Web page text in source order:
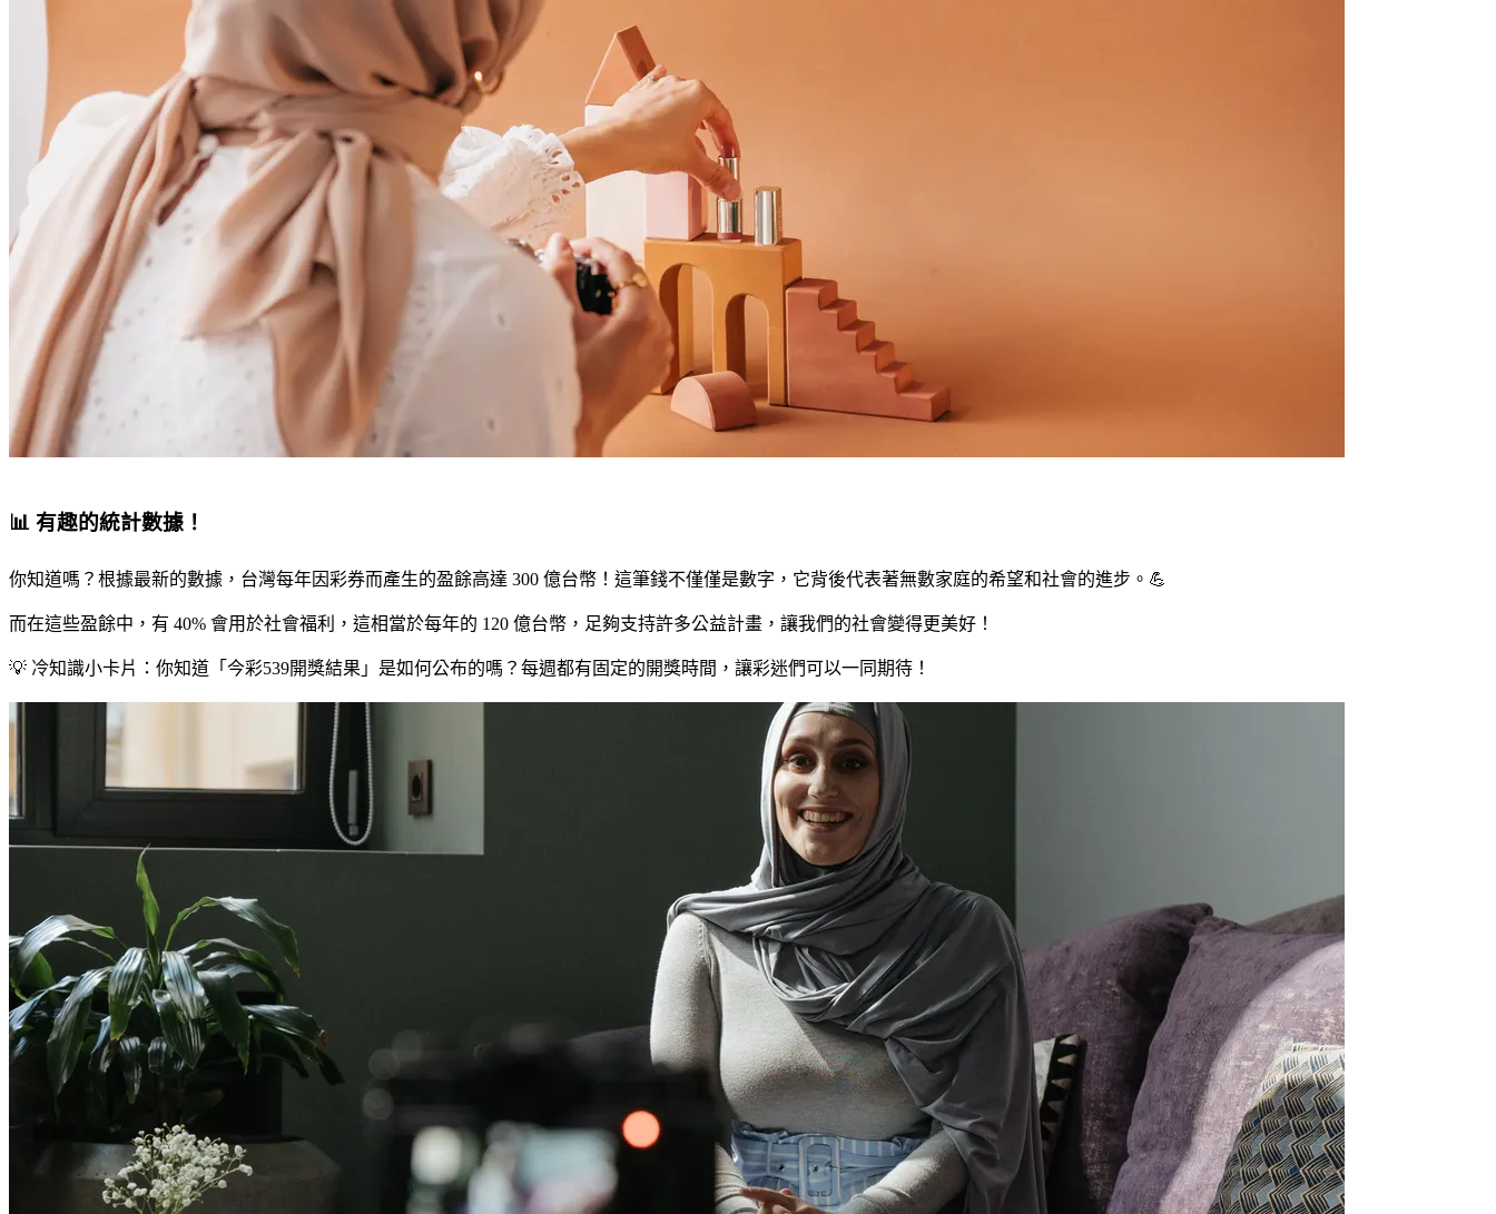
📊 有趣的統計數據！
你知道嗎？根據最新的數據，台灣每年因彩券而產生的盈餘高達 300 億台幣！這筆錢不僅僅是數字，它背後代表著無數家庭的希望和社會的進步。💪
而在這些盈餘中，有 40% 會用於社會福利，這相當於每年的 120 億台幣，足夠支持許多公益計畫，讓我們的社會變得更美好！
💡 冷知識小卡片：你知道「今彩539開獎結果」是如何公布的嗎？每週都有固定的開獎時間，讓彩迷們可以一同期待！